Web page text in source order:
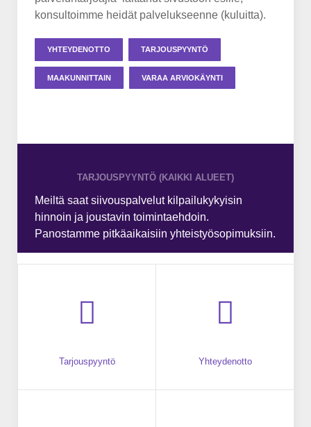
konsultoimme heidät palvelukseenne (kuluitta).
YHTEYDENOTTO TARJOUSPYYNTÖ
MAAKUNNITTAIN VARAA ARVIOKÄYNTI
TARJOUSPYYNTÖ (KAIKKI ALUEET)
Meiltä saat siivouspalvelut kilpailukykyisin
hinnoin ja joustavin toimintaehdoin.
Panostamme pitkäaikaisiin yhteistyösopimuksiin.
Tarjouspyyntö Yhteydenotto